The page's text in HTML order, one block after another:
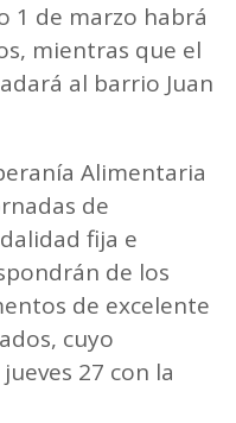
1 de marzo habrá
mientras que el
al barrio Juan
Alimentaria
de
fija e
de los
de excelente
cuyo
27 con la